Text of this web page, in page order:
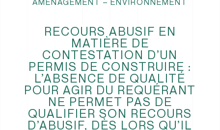
AMÉNAGEMENT – ENVIRONNEMENT
RECOURS ABUSIF EN
MATIÈRE DE
CONTESTATION D’UN
PERMIS DE CONSTRUIRE :
L’ABSENCE DE QUALITÉ
POUR AGIR DU REQUÉRANT
NE PERMET PAS DE
QUALIFIER SON RECOURS
D’ABUSIF, DÈS LORS QU’IL